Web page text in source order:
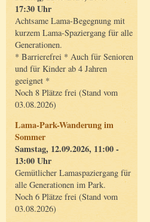
17:30 Uhr
Achtsame Lama-Begegnung mit
kurzem Lama-Spaziergang für alle
Generationen.
* Barrierefrei * Auch für Senioren
und für Kinder ab 4 Jahren
geeignet *
Noch 8 Plätze frei (Stand vom
03.08.2026)
Lama-Park-Wanderung im
Sommer
Samstag, 12.09.2026, 11:00 -
13:00 Uhr
Gemütlicher Lamaspaziergang für
alle Generationen im Park.
Noch 6 Plätze frei (Stand vom
03.08.2026)